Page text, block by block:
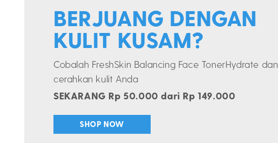
BERJUANG DENGAN
KULIT KUSAM?
Cobalah FreshSkin Balancing Face TonerHydrate dan
cerahkan kulit Anda
SEKARANG Rp 50.000 dari Rp 149.000
SHOP NOW